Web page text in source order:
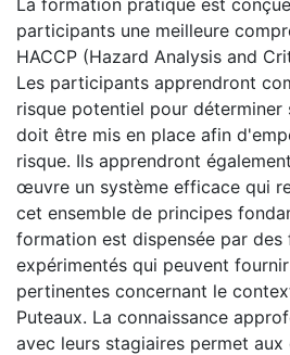
La formation pratique est
participants une meilleure
HACCP (Hazard Analysis and
Les participants apprendront
risque potentiel pour
doit être mis en place afin
risque. Ils apprendront
œuvre un système efficace qui
cet ensemble de principes
formation est dispensée par des
expérimentés qui peuvent
pertinentes concernant le
Puteaux. La connaissance
avec leurs stagiaires permet